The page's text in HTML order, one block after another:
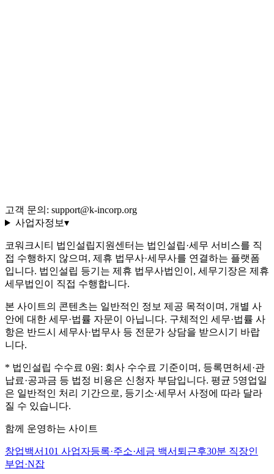
고객 문의: support@k-incorp.org
사업자정보▾
코워크시티 법인설립지원센터는 법인설립·세무 서비스를 직
접 수행하지 않으며, 제휴 법무사·세무사를 연결하는 플랫폼
입니다. 법인설립 등기는 제휴 법무사법인이, 세무기장은 제휴
세무법인이 직접 수행합니다.
본 사이트의 콘텐츠는 일반적인 정보 제공 목적이며, 개별 사
안에 대한 세무·법률 자문이 아닙니다. 구체적인 세무·법률 사
항은 반드시 세무사·법무사 등 전문가 상담을 받으시기 바랍
니다.
* 법인설립 수수료 0원: 회사 수수료 기준이며, 등록면허세·관
납료·공과금 등 법정 비용은 신청자 부담입니다. 평균 5영업일
은 일반적인 처리 기간으로, 등기소·세무서 사정에 따라 달라
질 수 있습니다.
함께 운영하는 사이트
창업백서101 사업자등록·주소·세금 백서 퇴근후30분 직장인
부업·N잡